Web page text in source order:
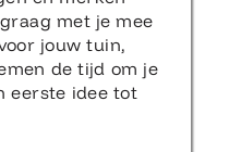
met je mee
jouw tuin,
de tijd om je
eerste idee tot